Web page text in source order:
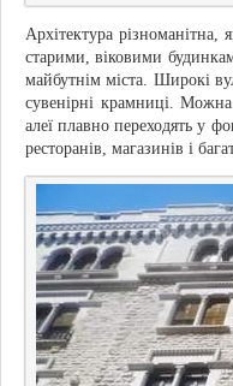
Архітектура різноманітна,
старими, віковими
майбутнім міста. Широкі
сувенірні крамниці.
алеї плавно переходять у
ресторанів, магазинів і